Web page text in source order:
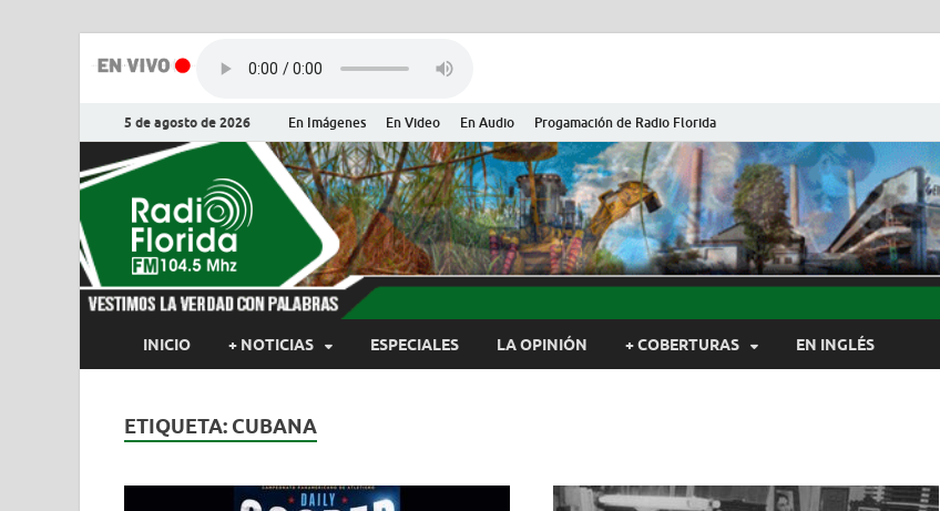
5 de agosto de 2026 En Imágenes En Video En Audio Progamación de Radio Florida
Radio Florida de Cuba
Noticias y Actualidades de Florida, Camagüey, Cuba
INICIO + NOTICIAS ESPECIALES LA OPINIÓN + COBERTURAS EN INGLÉS
ETIQUETA: CUBANA